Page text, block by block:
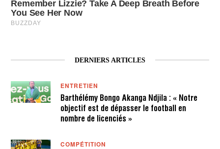
DERNIERS ARTICLES
ENTRETIEN
Barthélémy Bongo Akanga Ndjila : « Notre
objectif est de dépasser le football en
nombre de licenciés »
COMPÉTITION